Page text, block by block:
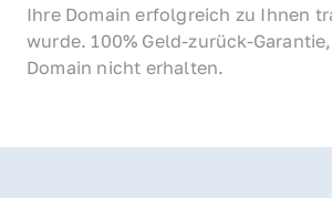
Ihre Domain erfolgreich zu Ihnen
wurde. 100% Geld-zurück-
Domain nicht erhalten.